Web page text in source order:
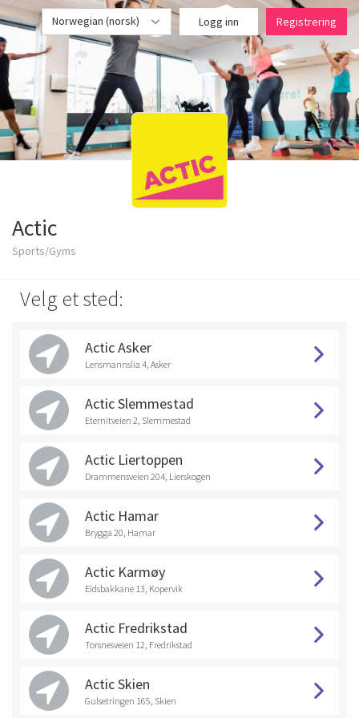
Norwegian (norsk) Logg inn Registrering
Actic
Sports/Gyms
Velg et sted:
Actic Asker
Lensmannslia 4, Asker
Actic Slemmestad
Eternitveien 2, Slemmestad
Actic Liertoppen
Drammensveien 204, Lierskogen
Actic Hamar
Brygga 20, Hamar
Actic Karmøy
Eidsbakkane 13, Kopervik
Actic Fredrikstad
Torsnesveien 12, Fredrikstad
Actic Skien
Gulsetringen 165, Skien